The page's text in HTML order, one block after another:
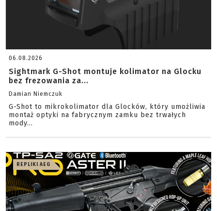
06.08.2026
Sightmark G-Shot montuje kolimator na Glocku
bez frezowania za...
Damian Niemczuk
G-Shot to mikrokolimator dla Glocków, który umożliwia
montaż optyki na fabrycznym zamku bez trwałych
mody...
REPLIKI AEG